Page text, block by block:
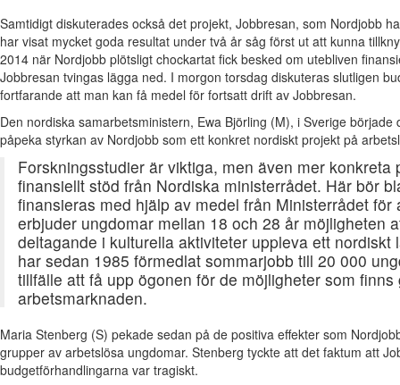
Samtidigt diskuterades också det projekt, Jobbresan, som Nordjobb
har visat mycket goda resultat under två år såg först ut att kunna
2014 när Nordjobb plötsligt chockartat fick besked om utebliven
Jobbresan tvingas lägga ned. I morgon torsdag diskuteras slutligen
fortfarande att man kan få medel för fortsatt drift av Jobbresan.
Den nordiska samarbetsministern, Ewa Björling (M), i Sverige
påpeka styrkan av Nordjobb som ett konkret nordiskt projekt på
Forskningsstudier är viktiga, men även mer konkreta
finansiellt stöd från Nordiska ministerrådet. Här bör
finansieras med hjälp av medel från Ministerrådet
erbjuder ungdomar mellan 18 och 28 år möjligheten
deltagande i kulturella aktiviteter uppleva ett
har sedan 1985 förmedlat sommarjobb till 20 000
tillfälle att få upp ögonen för de möjligheter som
arbetsmarknaden.
Maria Stenberg (S) pekade sedan på de positiva effekter som
grupper av arbetslösa ungdomar. Stenberg tyckte att det faktum att
budgetförhandlingarna var tragiskt.